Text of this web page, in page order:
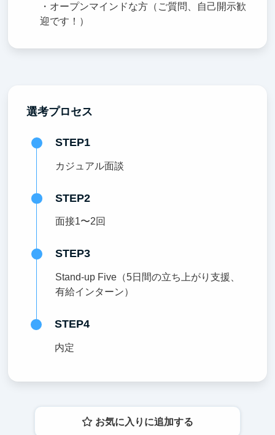
・オープンマインドな方（ご質問、自己開示歓
迎です！）
選考プロセス
STEP1
カジュアル面談
STEP2
面接1〜2回
STEP3
Stand-up Five（5日間の立ち上がり支援、
有給インターン）
STEP4
内定
お気に入りに追加する